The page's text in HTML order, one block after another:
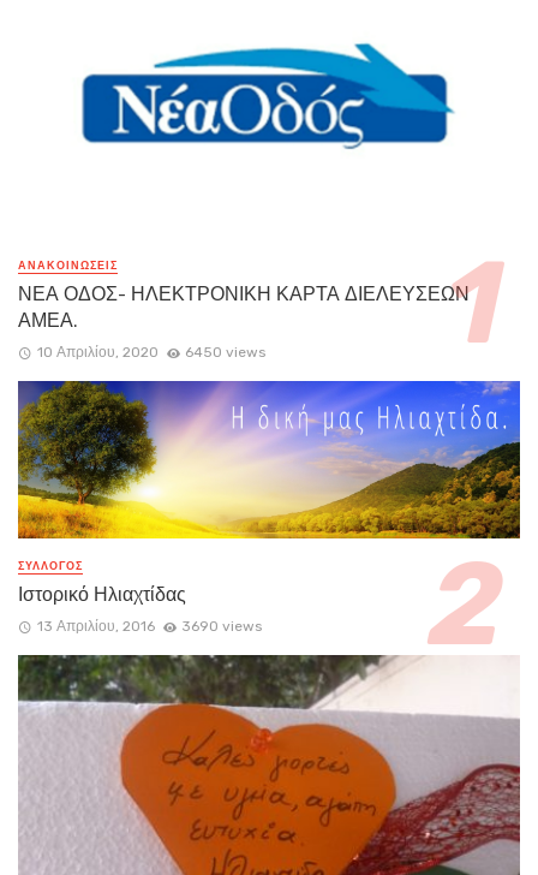
ΑΝΑΚΟΙΝΏΣΕΙΣ
ΝΕΑ ΟΔΟΣ- ΗΛΕΚΤΡΟΝΙΚΗ ΚΑΡΤΑ ΔΙΕΛΕΥΣΕΩΝ
ΑΜΕΑ.
10 Απριλίου, 2020 6450 views
ΣΥΛΛΟΓΟΣ
Ιστορικό Ηλιαχτίδας
13 Απριλίου, 2016 3690 views